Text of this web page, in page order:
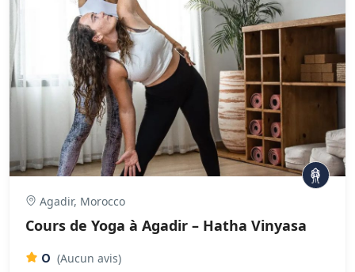
Agadir, Morocco
Cours de Yoga à Agadir – Hatha Vinyasa
0 (Aucun avis)